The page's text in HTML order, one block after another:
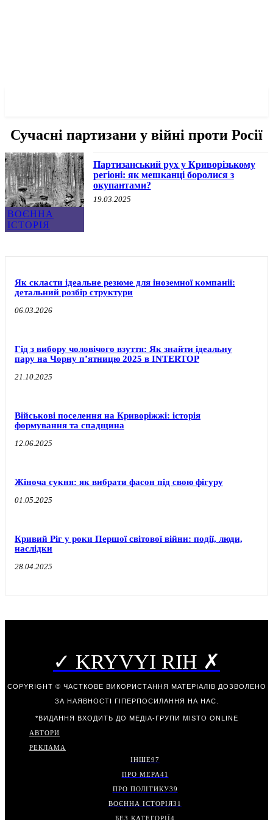
Сучасні партизани у війні проти Росії
ВОЄННА
ІСТОРІЯ
Партизанський рух у Криворізькому
регіоні: як мешканці боролися з
окупантами?
19.03.2025
Як скласти ідеальне резюме для іноземної компанії:
детальний розбір структури
06.03.2026
Гід з вибору чоловічого взуття: Як знайти ідеальну
пару на Чорну п’ятницю 2025 в INTERTOP
21.10.2025
Військові поселення на Криворіжжі: історія
формування та спадщина
12.06.2025
Жіноча сукня: як вибрати фасон під свою фігуру
01.05.2025
Кривий Ріг у роки Першої світової війни: події, люди,
наслідки
28.04.2025
✓ KRYVYI RIH ✗
COPYRIGHT © ЧАСТКОВЕ ВИКОРИСТАННЯ МАТЕРІАЛІВ ДОЗВОЛЕНО
ЗА НАЯВНОСТІ ГІПЕРПОСИЛАННЯ НА НАС.
*ВИДАННЯ ВХОДИТЬ ДО МЕДІА-ГРУПИ MISTO ONLINE
АВТОРИ
РЕКЛАМА
ІНШЕ97
ПРО МЕРА41
ПРО ПОЛІТИКУ39
ВОЄННА ІСТОРІЯ31
БЕЗ КАТЕГОРІЇ4